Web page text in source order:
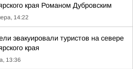
края Романом Дубровским
14:22
эвакуировали туристов на севере
края
13:36